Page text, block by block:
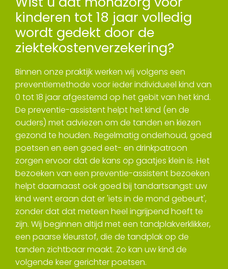
kinderen tot 18 jaar volledig
wordt gedekt door de
ziektekostenverzekering?
Binnen onze praktijk werken wij volgens een
preventiemethode voor ieder individueel kind van
0 tot 18 jaar afgestemd op het gebit van het kind.
De preventie-assistent helpt het kind (en de
ouders) met adviezen om de tanden en kiezen
gezond te houden. Regelmatig onderhoud, goed
poetsen en een goed eet- en drinkpatroon
zorgen ervoor dat de kans op gaatjes klein is. Het
bezoeken van een preventie-assistent bezoeken
helpt daarnaast ook goed bij tandartsangst: uw
kind went eraan dat er 'iets in de mond gebeurt',
zonder dat dat meteen heel ingrijpend hoeft te
zijn. Wij beginnen altijd met een tandplakverklikker,
een paarse kleurstof, die de tandplak op de
tanden zichtbaar maakt. Zo kan uw kind de
volgende keer gerichter poetsen.